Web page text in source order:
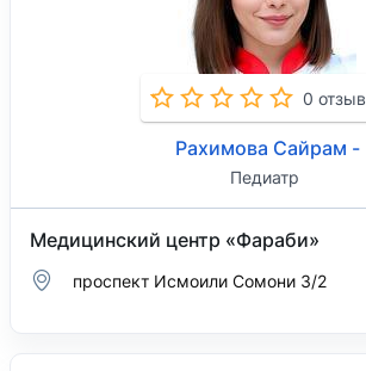
0
Рахимова Сайрам -
Педиатр
Медицинский центр «Фараби»
проспект Исмоили Сомони 3/2